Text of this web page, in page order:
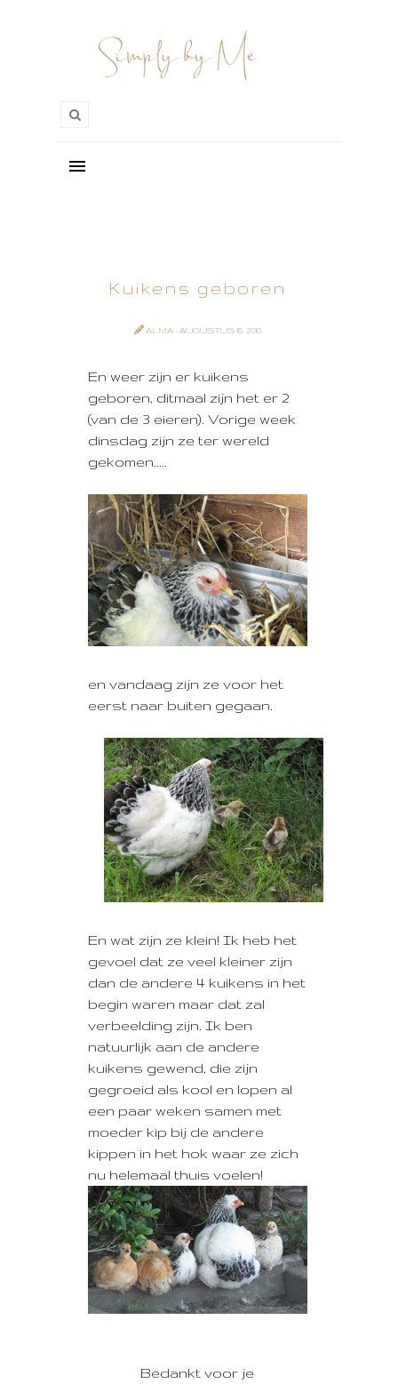
Kuikens geboren
ALMA - AUGUSTUS 16, 2010
En weer zijn er kuikens
geboren, ditmaal zijn het er 2
(van de 3 eieren). Vorige week
dinsdag zijn ze ter wereld
gekomen.....
en vandaag zijn ze voor het
eerst naar buiten gegaan.
En wat zijn ze klein! Ik heb het
gevoel dat ze veel kleiner zijn
dan de andere 4 kuikens in het
begin waren maar dat zal
verbeelding zijn. Ik ben
natuurlijk aan de andere
kuikens gewend, die zijn
gegroeid als kool en lopen al
een paar weken samen met
moeder kip bij de andere
kippen in het hok waar ze zich
nu helemaal thuis voelen!
Bedankt voor je